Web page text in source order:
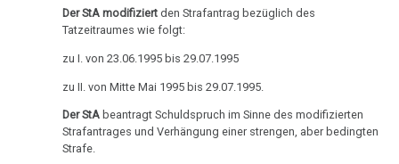
Der StA modifiziert den Strafantrag bezüglich des
Tatzeitraumes wie folgt:
zu I. von 23.06.1995 bis 29.07.1995
zu II. von Mitte Mai 1995 bis 29.07.1995.
Der StA beantragt Schuldspruch im Sinne des modifizierten
Strafantrages und Verhängung einer strengen, aber bedingten
Strafe.